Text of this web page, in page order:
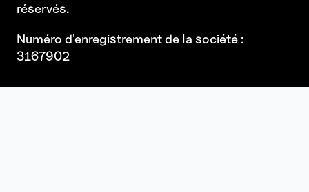
réservés.
Numéro d'enregistrement de la société :
3167902